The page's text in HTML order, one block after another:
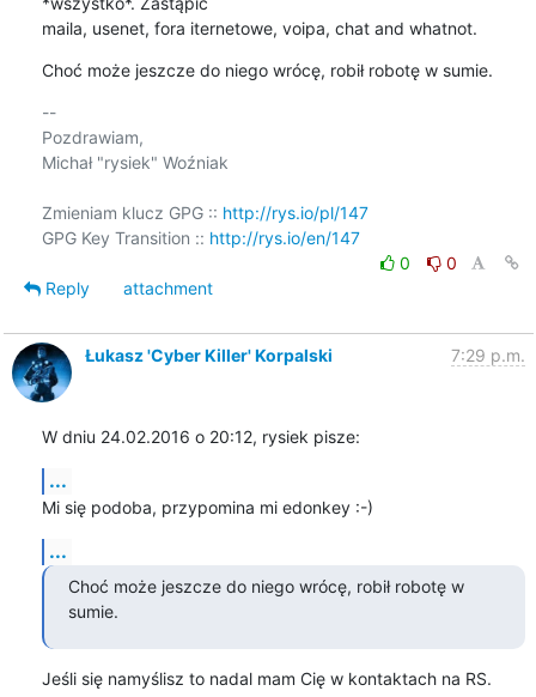
maila, usenet, fora iternetowe, voipa, chat and whatnot.
Choć może jeszcze do niego wrócę, robił robotę w sumie.
--
Pozdrawiam,
Michał "rysiek" Woźniak
Zmieniam klucz GPG :: http://rys.io/pl/147
GPG Key Transition :: http://rys.io/en/147
0
0
Reply
attachment
Łukasz 'Cyber Killer' Korpalski 7:29 p.m.
W dniu 24.02.2016 o 20:12, rysiek pisze:
...
Mi się podoba, przypomina mi edonkey :-)
...
Choć może jeszcze do niego wrócę, robił robotę w
sumie.
Jeśli się namyślisz to nadal mam Cię w kontaktach na RS.